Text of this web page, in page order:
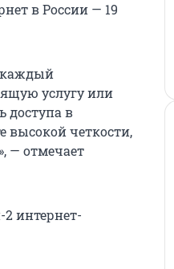
в России — 19
каждый
услугу или
доступа в
высокой четкости,
— отмечает
интернет-